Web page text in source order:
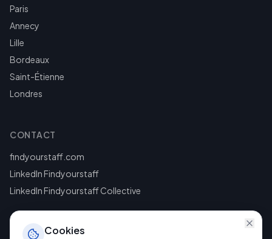
Paris
Annecy
Lille
Bordeaux
Saint-Étienne
Londres
CONTACT
findyourstaff.com
LinkedIn Findyourstaff
LinkedIn Findyourstaff Collective
Cookies